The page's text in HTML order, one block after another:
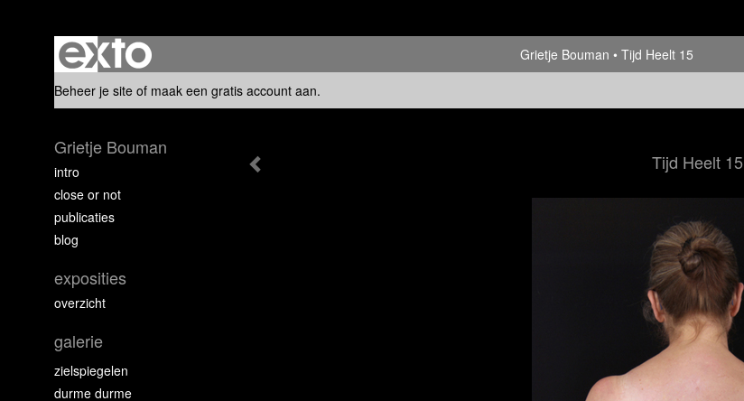
Grietje Bouman
Tijd Heelt 15
Beheer je site of maak een gratis account aan.
Tijd Heelt 15
Grietje Bouman
intro
close or not
publicaties
blog
exposities
overzicht
galerie
zielspiegelen
durme durme